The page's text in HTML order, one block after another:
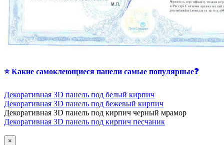
⭐ Какие самоклеющиеся панели самые популярные❓
Декоративная 3D панель под белый кирпич
Декоративная 3D панель под бежевый кирпич
Декоративная 3D панель под кирпич черный мрамор
Декоративная 3D панель под кирпич песчаник
×